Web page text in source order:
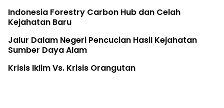
Indonesia Forestry Carbon Hub dan Celah
Kejahatan Baru
Jalur Dalam Negeri Pencucian Hasil Kejahatan
Sumber Daya Alam
Krisis Iklim Vs. Krisis Orangutan